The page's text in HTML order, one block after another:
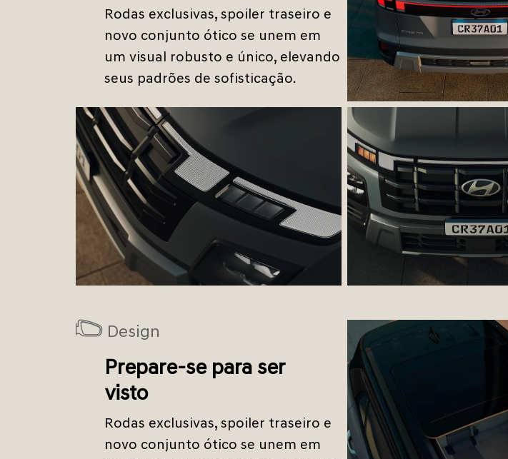
Rodas exclusivas, spoiler traseiro e
novo conjunto ótico se unem em
um visual robusto e único, elevando
seus padrões de sofisticação.
Design
Prepare-se para ser
visto
Rodas exclusivas, spoiler traseiro e
novo conjunto ótico se unem em